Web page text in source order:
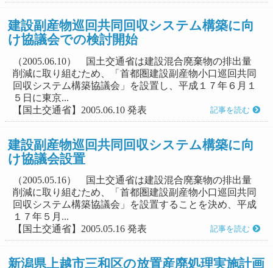
建設副産物巡回共同回収システム構築に向
け協議会での検討開始
（2005.06.10） 国土交通省は建設混合廃棄物の排出量
削減に取り組むため、「首都圏建設副産物小口巡回共同
回収システム構築協議会」を設置し、平成１７年６月１
５日に東京...
【国土交通省】2005.06.10 発表
記事を読む
建設副産物巡回共同回収システム構築に向
け協議会設置
（2005.05.16） 国土交通省は建設混合廃棄物の排出量
削減に取り組むため、「首都圏建設副産物小口巡回共同
回収システム構築協議会」を設置することを決め、平成
１７年５月...
【国土交通省】2005.05.16 発表
記事を読む
新潟県上越市三和区の放置産廃処理実施計画